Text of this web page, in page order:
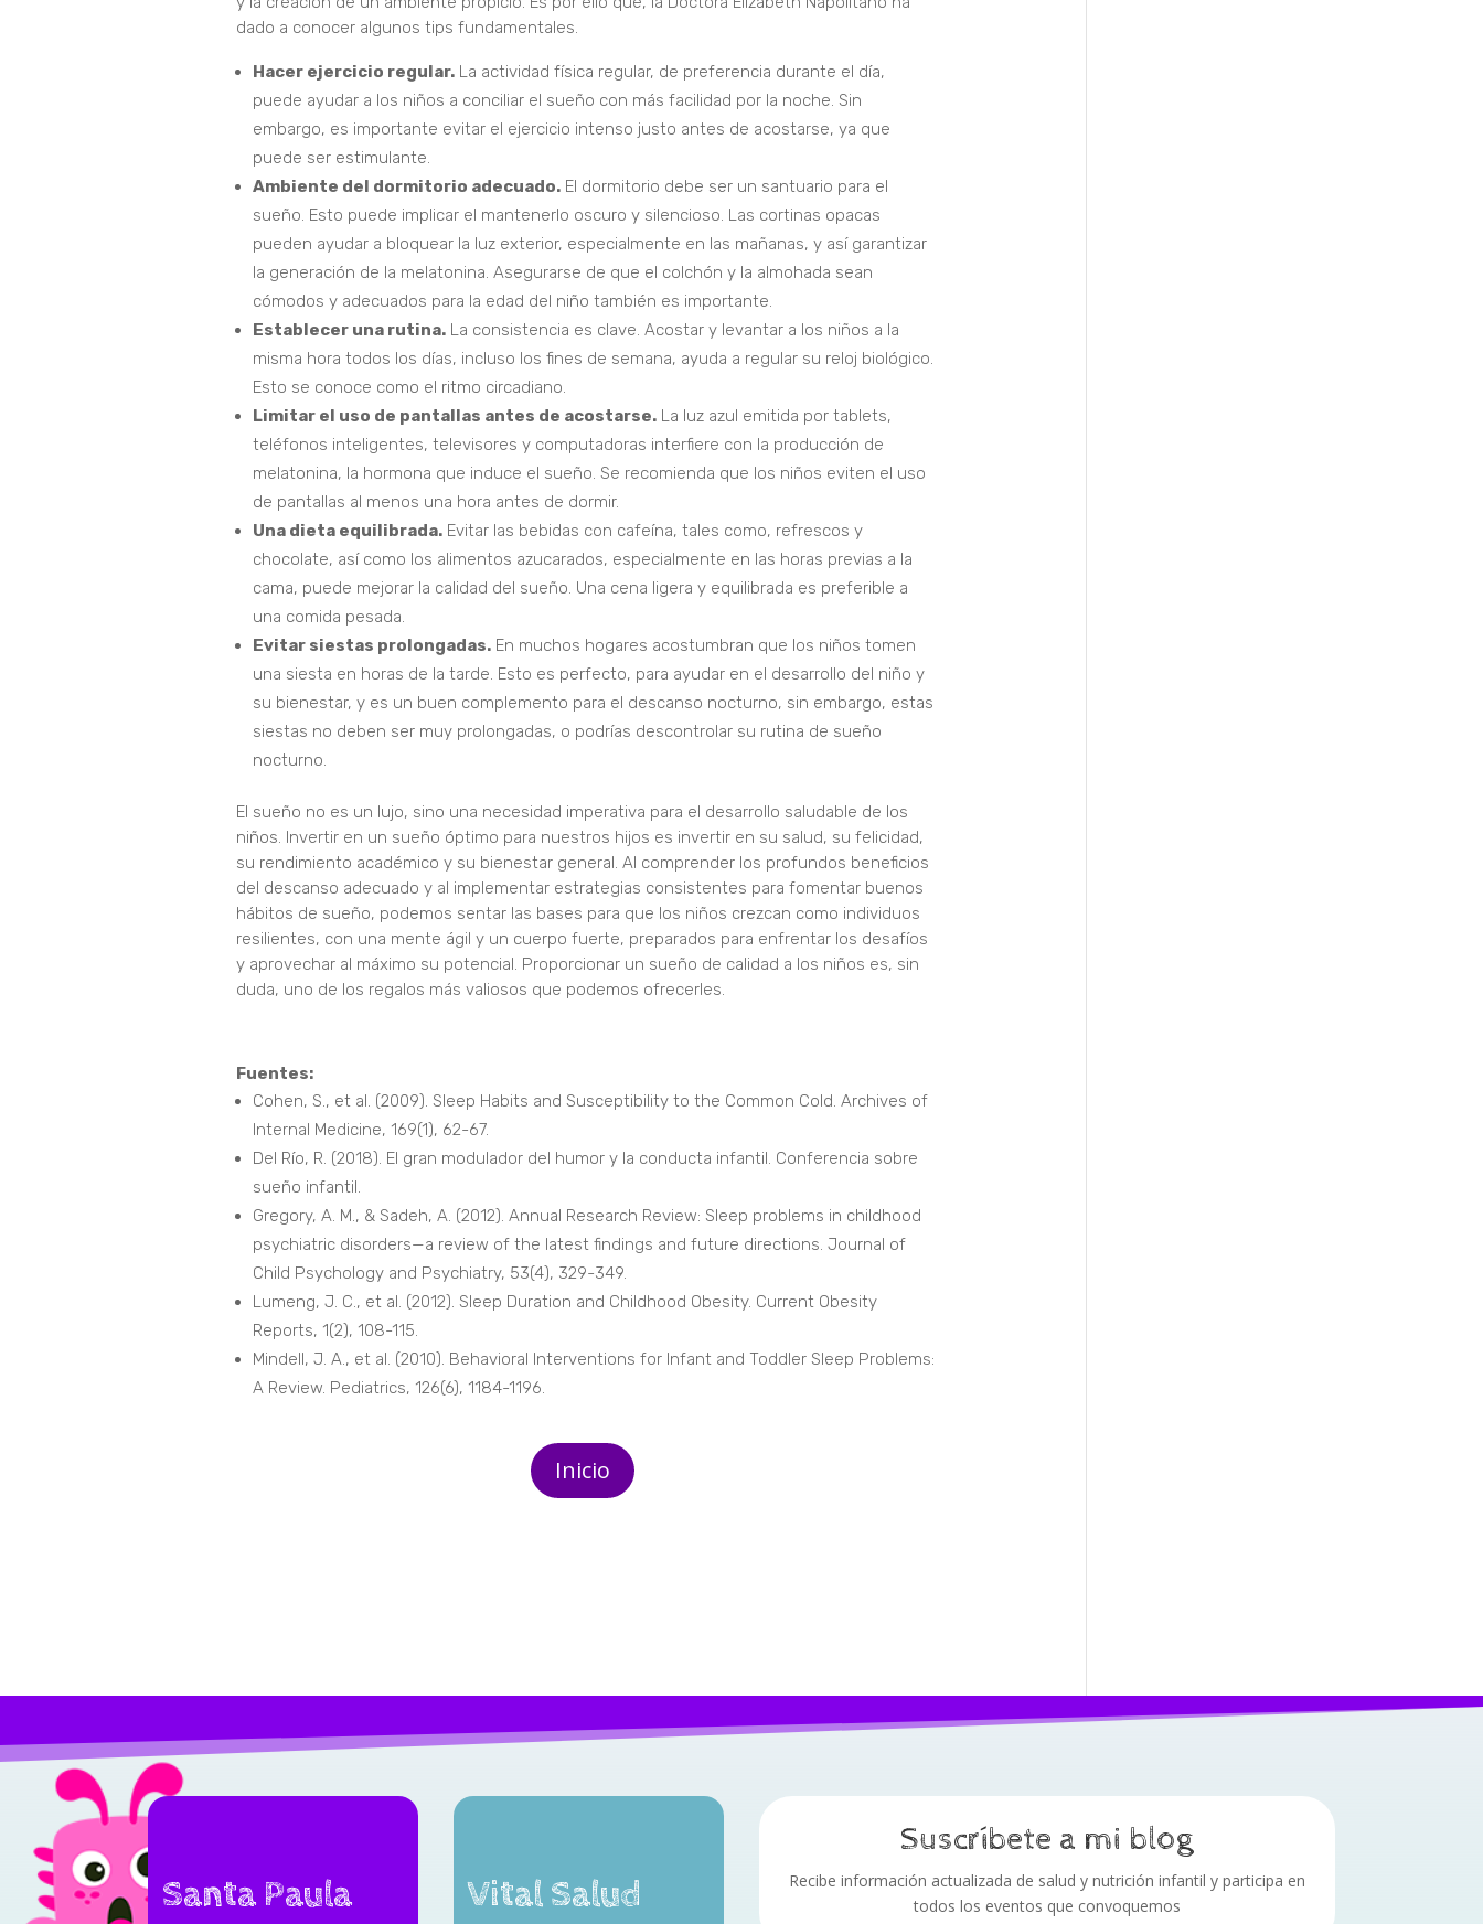
dado a conocer algunos tips fundamentales.
Hacer ejercicio regular.La actividad física regular, de preferencia durante el día,
puede ayudar a los niños a conciliar el sueño con más facilidad por la noche. Sin
embargo, es importante evitar el ejercicio intenso justo antes de acostarse, ya que
puede ser estimulante.
Ambiente del dormitorio adecuado.El dormitorio debe ser un santuario para el
sueño. Esto puede implicar el mantenerlo oscuro y silencioso. Las cortinas opacas
pueden ayudar a bloquear la luz exterior, especialmente en las mañanas, y así garantizar
la generación de la melatonina. Asegurarse de que el colchón y la almohada sean
cómodos y adecuados para la edad del niño también es importante.
Establecer una rutina.La consistencia es clave. Acostar y levantar a los niños a la
misma hora todos los días, incluso los fines de semana, ayuda a regular su reloj biológico.
Esto se conoce como el ritmo circadiano.
Limitar el uso de pantallas antes de acostarse.La luz azul emitida por tablets,
teléfonos inteligentes, televisores y computadoras interfiere con la producción de
melatonina, la hormona que induce el sueño. Se recomienda que los niños eviten el uso
de pantallas al menos una hora antes de dormir.
Una dieta equilibrada.Evitar las bebidas con cafeína, tales como, refrescos y
chocolate, así como los alimentos azucarados, especialmente en las horas previas a la
cama, puede mejorar la calidad del sueño. Una cena ligera y equilibrada es preferible a
una comida pesada.
Evitar siestas prolongadas.En muchos hogares acostumbran que los niños tomen
una siesta en horas de la tarde. Esto es perfecto, para ayudar en el desarrollo del niño y
su bienestar, y es un buen complemento para el descanso nocturno, sin embargo, estas
siestas no deben ser muy prolongadas, o podrías descontrolar su rutina de sueño
nocturno.
El sueño no es un lujo, sino una necesidad imperativa para el desarrollo saludable de los
niños. Invertir en un sueño óptimo para nuestros hijos es invertir en su salud, su felicidad,
su rendimiento académico y su bienestar general. Al comprender los profundos beneficios
del descanso adecuado y al implementar estrategias consistentes para fomentar buenos
hábitos de sueño, podemos sentar las bases para que los niños crezcan como individuos
resilientes, con una mente ágil y un cuerpo fuerte, preparados para enfrentar los desafíos
y aprovechar al máximo su potencial. Proporcionar un sueño de calidad a los niños es, sin
duda, uno de los regalos más valiosos que podemos ofrecerles.
Fuentes:
Cohen, S., et al. (2009). Sleep Habits and Susceptibility to the Common Cold. Archives of
Internal Medicine, 169(1), 62-67.
Del Río, R. (2018). El gran modulador del humor y la conducta infantil. Conferencia sobre
sueño infantil.
Gregory, A. M., & Sadeh, A. (2012). Annual Research Review: Sleep problems in childhood
psychiatric disorders—a review of the latest findings and future directions. Journal of
Child Psychology and Psychiatry, 53(4), 329-349.
Lumeng, J. C., et al. (2012). Sleep Duration and Childhood Obesity. Current Obesity
Reports, 1(2), 108-115.
Mindell, J. A., et al. (2010). Behavioral Interventions for Infant and Toddler Sleep Problems:
A Review. Pediatrics, 126(6), 1184-1196.
Inicio
Santa Paula Vital Salud
Suscríbete a mi blog
Recibe información actualizada de salud y nutrición infantil y participa en
todos los eventos que convoquemos